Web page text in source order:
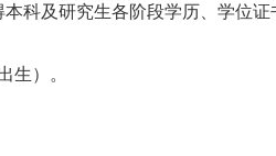
本科及研究生各阶段学历、学位证
生）。